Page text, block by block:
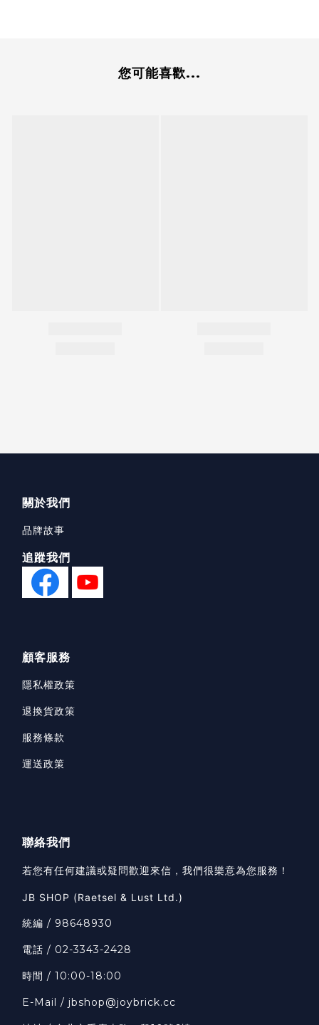
您可能喜歡...
關於我們
品牌故事
追蹤我們
顧客服務
隱私權政策
退換貨政策
服務條款
運送政策
聯絡我們
若您有任何建議或疑問歡迎來信，我們很樂意為您服務！
JB SHOP (Raetsel & Lust Ltd.)
統編 / 98648930
電話 / 02-3343-2428
時間 / 10:00-18:00
E-Mail / jbshop@joybrick.cc